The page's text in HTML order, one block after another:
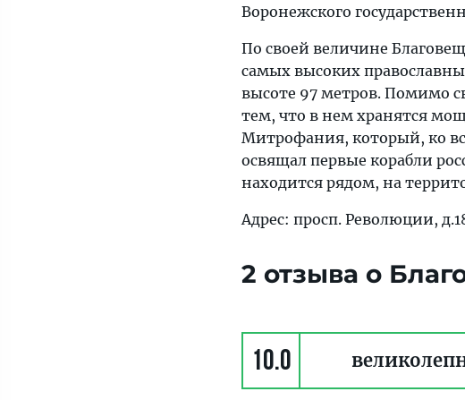
Воронежского
По своей величине
самых высоких
высоте 97 метров. Помимо
тем, что в нем хранятся
Митрофания, который, ко
освящал первые корабли
находится рядом, на
Адрес: просп. Революции,
2 отзыва о
10.0